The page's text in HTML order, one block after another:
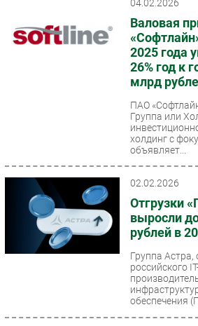
04.02.2026
Валовая
2025 года
26% год к
млрд
ПАО
Группа или
холдинг с
объявляет...
02.02.2026
Отгрузки
выросли
рублей в
Группа Астра,
российского
обеспечения